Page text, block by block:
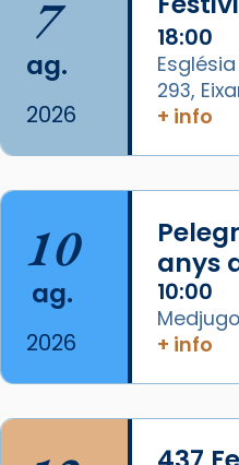
📸 J. Merino
Photo
View on Facebook ·
1 week ago
Aquest
tingut lloc la
gràcies en
apostòlica
a Barcelona,
7
ag.
2026
18:00
293,
+ info
10
ag.
2026
anys
10:00
+ info